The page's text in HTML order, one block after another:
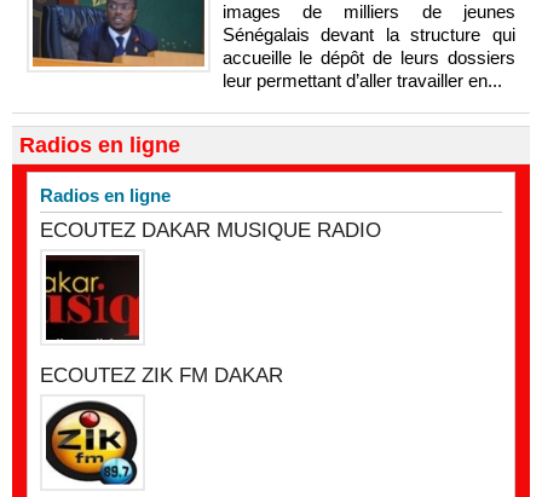
images de milliers de jeunes
Sénégalais devant la structure qui
accueille le dépôt de leurs dossiers
leur permettant d’aller travailler en...
Radios en ligne
Radios en ligne
ECOUTEZ DAKAR MUSIQUE RADIO
ECOUTEZ ZIK FM DAKAR